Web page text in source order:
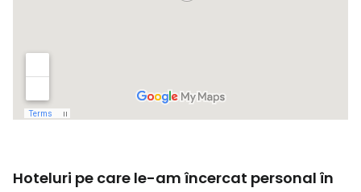
Hoteluri pe care le-am încercat personal în